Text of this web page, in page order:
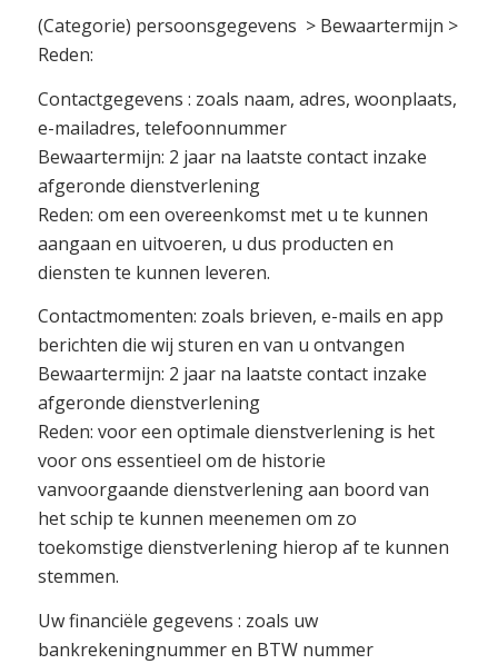
(Categorie) persoonsgegevens > Bewaartermijn >
Reden:
Contactgegevens : zoals naam, adres, woonplaats,
e-mailadres, telefoonnummer
Bewaartermijn: 2 jaar na laatste contact inzake
afgeronde dienstverlening
Reden: om een overeenkomst met u te kunnen
aangaan en uitvoeren, u dus producten en
diensten te kunnen leveren.
Contactmomenten: zoals brieven, e-mails en app
berichten die wij sturen en van u ontvangen
Bewaartermijn: 2 jaar na laatste contact inzake
afgeronde dienstverlening
Reden: voor een optimale dienstverlening is het
voor ons essentieel om de historie
vanvoorgaande dienstverlening aan boord van
het schip te kunnen meenemen om zo
toekomstige dienstverlening hierop af te kunnen
stemmen.
Uw financiële gegevens : zoals uw
bankrekeningnummer en BTW nummer